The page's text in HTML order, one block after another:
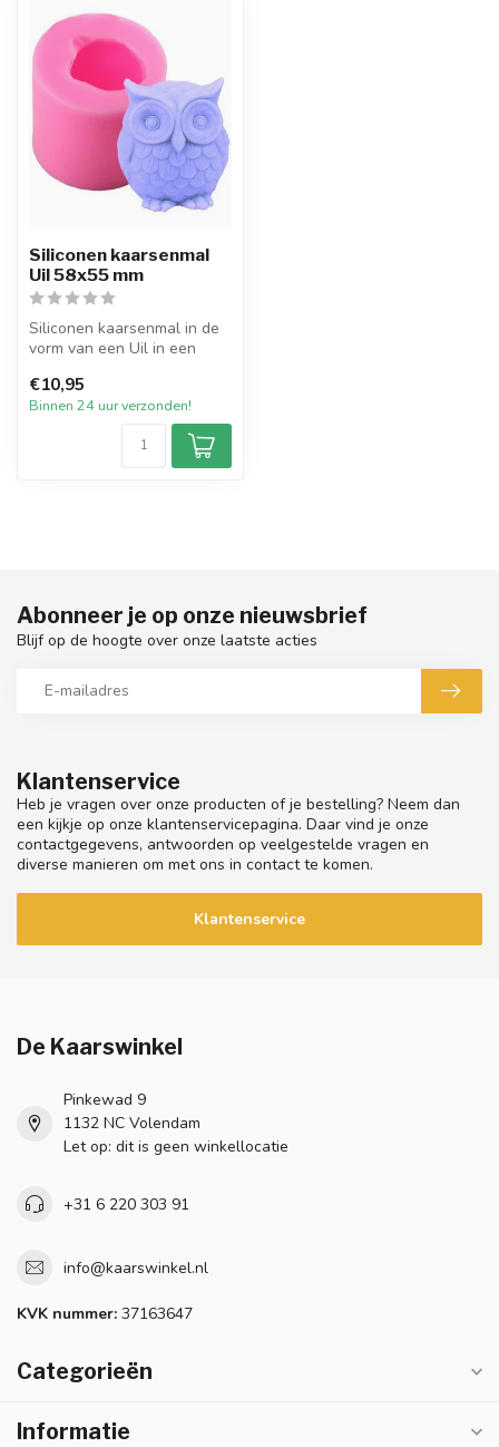
Siliconen kaarsenmal
Uil 58x55 mm
Siliconen kaarsenmal in de
vorm van een Uil in een
va...
€10,95
Binnen 24 uur verzonden!
Klantenservice
Heb je vragen over onze producten of je bestelling? Neem dan
een kijkje op onze klantenservicepagina. Daar vind je onze
contactgegevens, antwoorden op veelgestelde vragen en
diverse manieren om met ons in contact te komen.
Klantenservice
Abonneer je op onze nieuwsbrief
Blijf op de hoogte over onze laatste acties
De Kaarswinkel
Pinkewad 9
1132 NC Volendam
Let op: dit is geen winkellocatie
+31 6 220 303 91
info@kaarswinkel.nl
KVK nummer: 37163647
Categorieën
Informatie